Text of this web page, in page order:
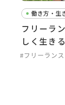
働き方・生
フリーラ
しく生き
#フリーランス